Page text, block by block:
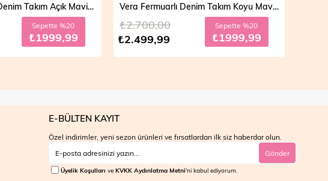
Vera Fermuarlı Denim Takım Açık Mavi 19298
Sepette %20
₺1999,99
Vera Fermuarlı Denim Takım Koyu Mavi 19298
₺2.499,99
₺2.700,00 Sepette %20
₺1999,99
E-BÜLTEN KAYIT
Özel indirimler, yeni sezon ürünleri ve fırsatlardan ilk siz haberdar olun.
Gönder
Üyelik Koşulları ve KVKK Aydınlatma Metni'ni kabul ediyorum.